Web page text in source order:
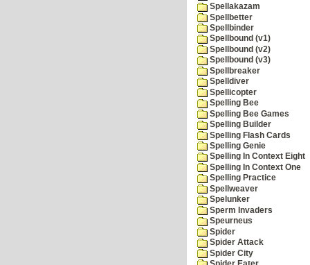
Spellakazam
Spellbetter
Spellbinder
Spellbound (v1)
Spellbound (v2)
Spellbound (v3)
Spellbreaker
Spelldiver
Spellicopter
Spelling Bee
Spelling Bee Games
Spelling Builder
Spelling Flash Cards
Spelling Genie
Spelling In Context Eight
Spelling In Context One
Spelling Practice
Spellweaver
Spelunker
Sperm Invaders
Speurneus
Spider
Spider Attack
Spider City